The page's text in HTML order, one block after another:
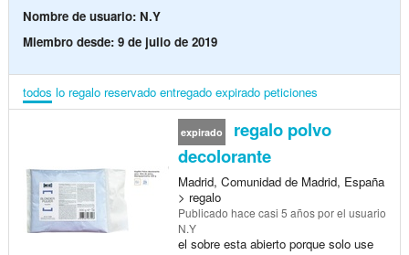
Nombre de usuario: N.Y
Miembro desde: 9 de julio de 2019
todos lo regalo reservado entregado expirado peticiones
expirado
regalo polvo
decolorante
Madrid, Comunidad de Madrid, España
> regalo
Publicado hace casi 5 añospor el usuario
N.Y
el sobre esta abierto porque solo use